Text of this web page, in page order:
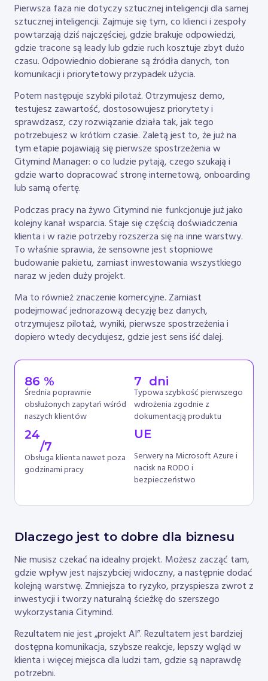
Pierwsza faza nie dotyczy sztucznej inteligencji dla samej
sztucznej inteligencji. Zajmuje się tym, co klienci i zespoły
powtarzają dziś najczęściej, gdzie brakuje odpowiedzi,
gdzie tracone są leady lub gdzie ruch kosztuje zbyt dużo
czasu. Odpowiednio dobierane są źródła danych, ton
komunikacji i priorytetowy przypadek użycia.
Potem następuje szybki pilotaż. Otrzymujesz demo,
testujesz zawartość, dostosowujesz priorytety i
sprawdzasz, czy rozwiązanie działa tak, jak tego
potrzebujesz w krótkim czasie. Zaletą jest to, że już na
tym etapie pojawiają się pierwsze spostrzeżenia w
Citymind Manager: o co ludzie pytają, czego szukają i
gdzie warto dopracować stronę internetową, onboarding
lub samą ofertę.
Podczas pracy na żywo Citymind nie funkcjonuje już jako
kolejny kanał wsparcia. Staje się częścią doświadczenia
klienta i w razie potrzeby rozszerza się na inne warstwy.
To właśnie sprawia, że sensowne jest stopniowe
budowanie pakietu, zamiast inwestowania wszystkiego
naraz w jeden duży projekt.
Ma to również znaczenie komercyjne. Zamiast
podejmować jednorazową decyzję bez danych,
otrzymujesz pilotaż, wyniki, pierwsze spostrzeżenia i
dopiero wtedy decydujesz, gdzie jest sens iść dalej.
Średnia poprawnie
obsłużonych zapytań wśród
naszych klientów
86 %
Typowa szybkość pierwszego
wdrożenia zgodnie z
dokumentacją produktu
7
  dni
Obsługa klienta nawet poza
godzinami pracy
24
/7
UE
Serwery na Microsoft Azure i
nacisk na RODO i
bezpieczeństwo
Dlaczego jest to dobre dla biznesu
Nie musisz czekać na idealny projekt. Możesz zacząć tam,
gdzie wpływ jest najszybciej widoczny, a następnie dodać
kolejną warstwę. Zmniejsza to ryzyko, przyspiesza zwrot z
inwestycji i tworzy naturalną ścieżkę do szerszego
wykorzystania Citymind.
Rezultatem nie jest „projekt AI”. Rezultatem jest bardziej
dostępna komunikacja, szybsze reakcje, lepszy wgląd w
klienta i więcej miejsca dla ludzi tam, gdzie są naprawdę
potrzebni.